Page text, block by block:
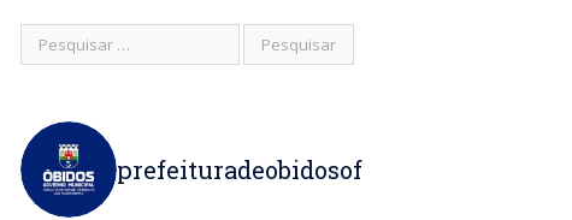
prefeituradeobidosof